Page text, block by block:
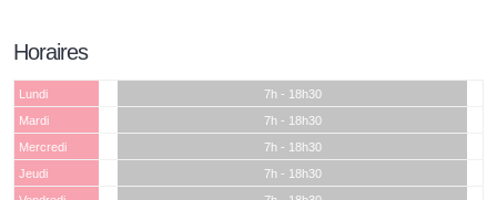
Horaires
Lundi
7h - 18h30
Mardi
7h - 18h30
Mercredi
7h - 18h30
Jeudi
7h - 18h30